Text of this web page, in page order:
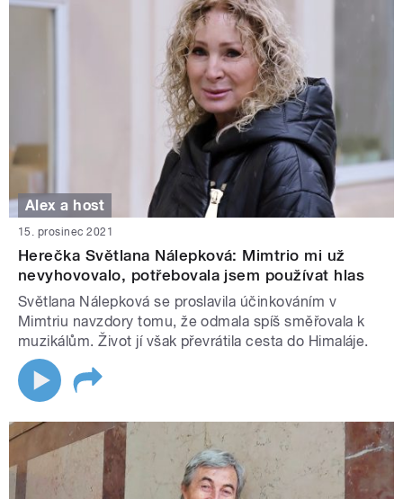
Alex a host
15. prosinec 2021
Herečka Světlana Nálepková: Mimtrio mi už
nevyhovovalo, potřebovala jsem používat hlas
Světlana Nálepková se proslavila účinkováním v
Mimtriu navzdory tomu, že odmala spíš směřovala k
muzikálům. Život jí však převrátila cesta do Himaláje.